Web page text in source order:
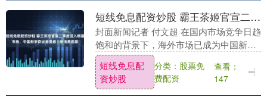
短线免息配资炒股 霸王茶姬官宣二季度进入韩国市场，中国新茶饮出海提速丨新消费观察
封面新闻记者 付文超 在国内市场竞争日趋
饱和的背景下，海外市场已成为中国新茶
饮品牌寻求增量的核心突破口，霸王茶
姬、蜜雪冰城、喜茶等头部品牌纷纷加码
海外布局，中式....
短线免息配
资炒股
分类：股票免
费配资
查看：
147